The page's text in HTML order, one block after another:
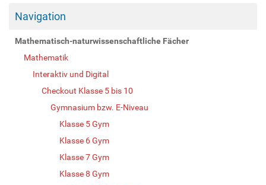
Navigation
Mathematisch-naturwissenschaftliche Fächer
Mathematik
Interaktiv und Digital
Checkout Klasse 5 bis 10
Gymnasium bzw. E-Niveau
Klasse 5 Gym
Klasse 6 Gym
Klasse 7 Gym
Klasse 8 Gym